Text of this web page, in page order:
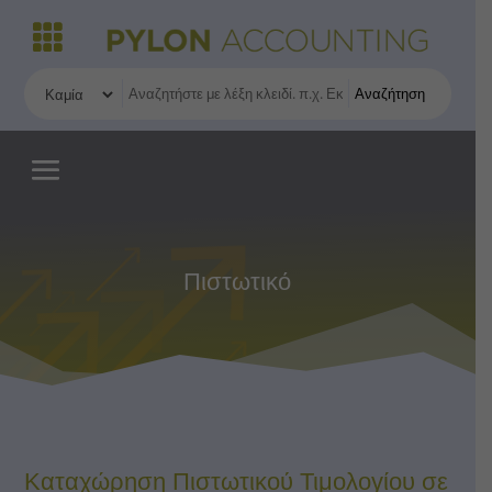
Αναζήτηση
Πιστωτικό
Καταχώρηση Πιστωτικού Τιμολογίου σε